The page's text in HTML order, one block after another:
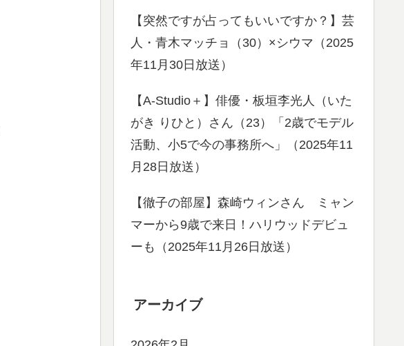
【突然ですが占ってもいいですか？】芸
人・青木マッチョ（30）×シウマ（2025
年11月30日放送）
【A-Studio＋】俳優・板垣李光人（いた
がき りひと）さん（23）「2歳でモデル
活動、小5で今の事務所へ」（2025年11
月28日放送）
【徹子の部屋】森崎ウィンさん ミャン
マーから9歳で来日！ハリウッドデビュ
ーも（2025年11月26日放送）
アーカイブ